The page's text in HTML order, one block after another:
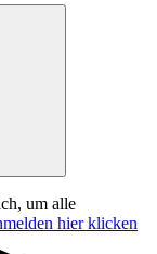
um alle
hier klicken